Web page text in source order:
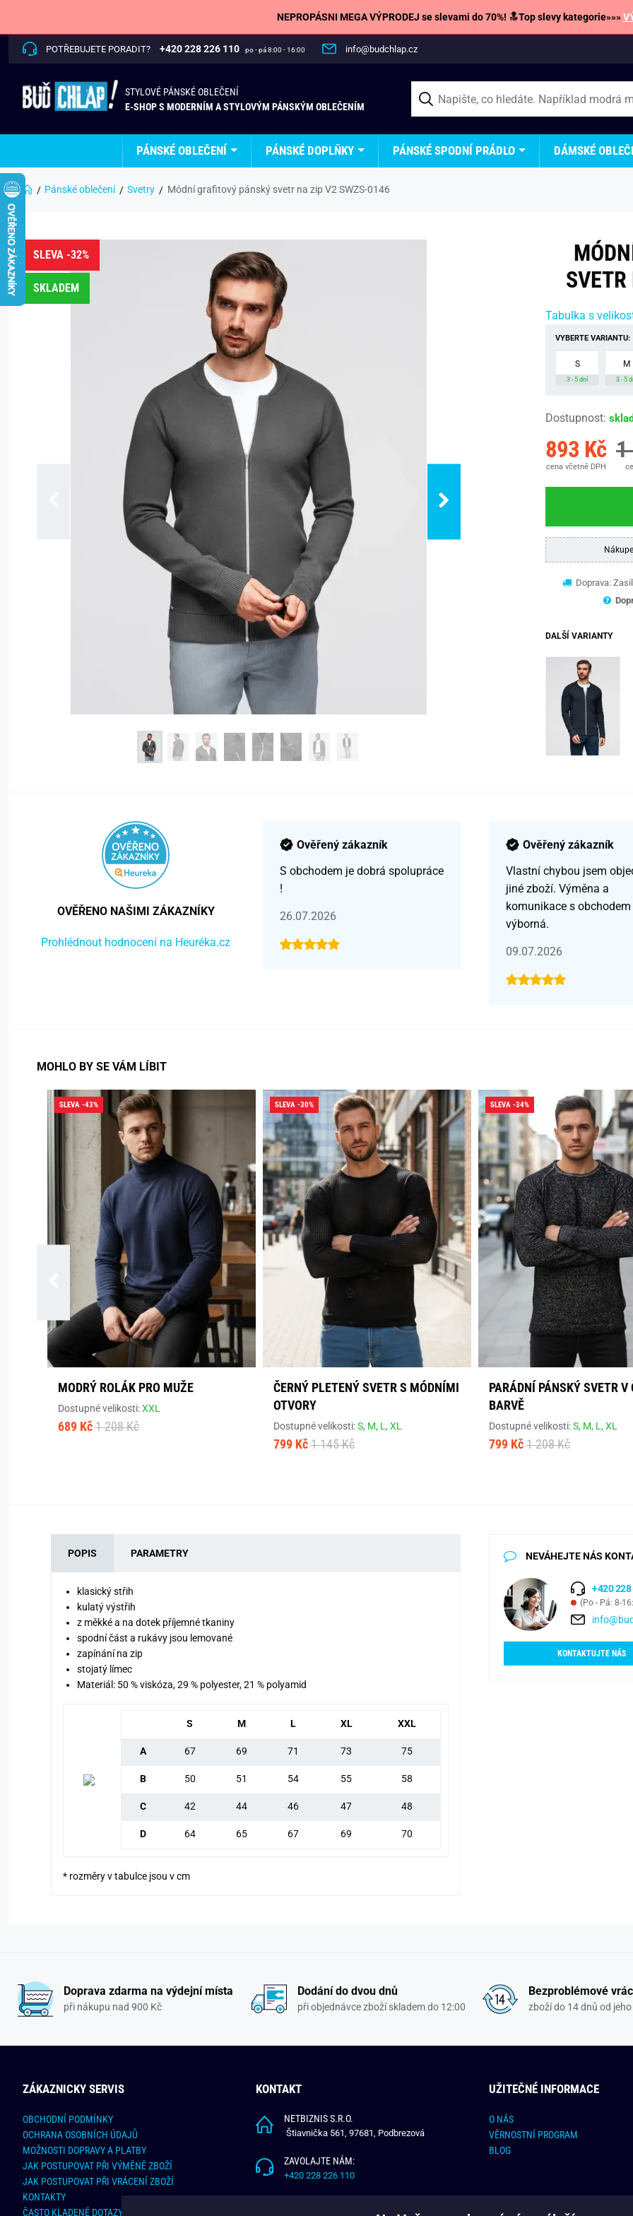
NEPROPÁSNI MEGA VÝPRODEJ se slevami do 70%! 🔝Top slevy kategorie»»»
POTŘEBUJETE PORADIT? +420 228 226 110 po - pá 8:00 - 16:00 info@budchlap.cz
STYLOVÉ PÁNSKÉ OBLEČENÍ
E-SHOP S MODERNÍM A STYLOVÝM PÁNSKÝM OBLEČENÍM
PÁNSKÉ OBLEČENÍ PÁNSKÉ DOPLŇKY PÁNSKÉ SPODNÍ PRÁDLO DÁMSKÉ
Pánské oblečení Svetry Módní grafitový pánský svetr na zip V2 SWZS-0146
SLEVA -32%
SKLADEM
Tabulka s
VYBERTE VARIANTU:
S
3 - 5 dní
M
3 - 5
Dostupnost:
893 Kč
cena včetně DPH
1
Doprava:
DALŠÍ VARIANTY
OVĚŘENO NAŠIMI ZÁKAZNÍKY
Prohlédnout hodnocení na Heuréka.cz
Ověřený zákazník
S obchodem je dobrá spolupráce
!
26.07.2026
Ověřený zákazník
Vlastní chybou jsem
jiné zboží. Výměna a
komunikace s obchodem
výborná.
09.07.2026
MOHLO BY SE VÁM LÍBIT
SLEVA -43%
MODRÝ ROLÁK PRO MUŽE
Dostupné velikosti:XXL
689 Kč 1 208 Kč
SLEVA -30%
ČERNÝ PLETENÝ SVETR S MÓDNÍMI
OTVORY
Dostupné velikosti:S, M, L,XL
799 Kč 1 145 Kč
SLEVA -34%
PARÁDNÍ PÁNSKÝ SVETR V
BARVĚ
Dostupné velikosti:S, M, L,XL
799 Kč 1 208 Kč
POPIS PARAMETRY
klasický střih
kulatý výstřih
z měkké a na dotek příjemné tkaniny
spodní část a rukávy jsou lemované
zapínání na zip
stojatý límec
Materiál: 50 % viskóza, 29 % polyester, 21 % polyamid
S M L XL XXL
A 67 69 71 73 75
B 50 51 54 55 58
C 42 44 46 47 48
D 64 65 67 69 70
* rozměry v tabulce jsou v cm
NEVÁHEJTE NÁS
+420 228
(Po - Pá: 8-
KONTAKTUJTE NÁS
Doprava zdarma na výdejní místa
při nákupu nad 900 Kč
Dodání do dvou dnů
při objednávce zboží skladem do 12:00
Bezproblémové
zboží do 14 dnů od
ZÁKAZNICKY SERVIS
OBCHODNÍ PODMÍNKY
OCHRANA OSOBNÍCH ÚDAJŮ
MOŽNOSTI DOPRAVY A PLATBY
JAK POSTUPOVAT PŘI VÝMĚNĚ ZBOŽÍ
JAK POSTUPOVAT PŘI VRÁCENÍ ZBOŽÍ
KONTAKTY
ČASTO KLADENÉ DOTAZY
KONTAKT
NETBIZNIS S.R.O.
Štiavnička 561, 97681, Podbrezová
ZAVOLAJTE NÁM:
+420 228 226 110
UŽITEČNÉ INFORMACE
O NÁS
VĚRNOSTNÍ PROGRAM
BLOG